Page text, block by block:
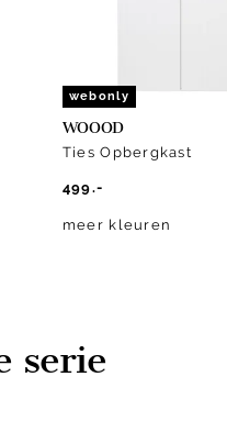
webonly
WOOOD
Ties Opbergkast
499.-
meer kleuren
serie